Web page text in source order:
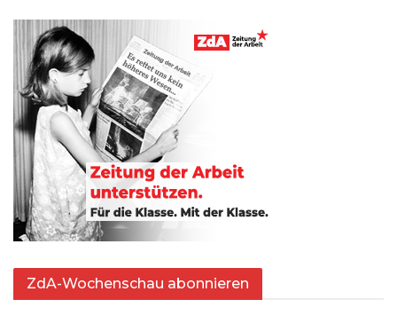
ZdA-Wochenschau abonnieren